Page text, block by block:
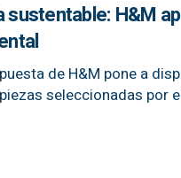
sustentable: H&M
de H&M pone a
seleccionadas por